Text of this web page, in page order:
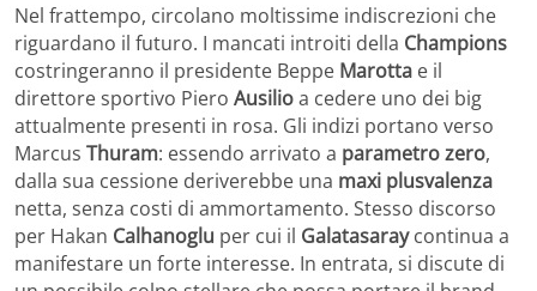
Nel frattempo, circolano moltissime indiscrezioni che
riguardano il futuro. I mancati introiti della Champions
costringeranno il presidente Beppe Marotta e il
direttore sportivo Piero Ausilioa cedere uno dei big
attualmente presenti in rosa. Gli indizi portano verso
Marcus Thuram: essendo arrivato a parametro zero,
dalla sua cessione deriverebbe una maxi plusvalenza
netta, senza costi di ammortamento. Stesso discorso
per Hakan Calhanoglu per cui il Galatasaraycontinua a
manifestare un forte interesse. In entrata, si discute di